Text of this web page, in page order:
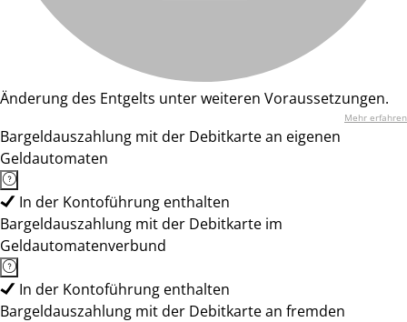
Änderung des Entgelts unter weiteren Voraussetzungen.
Mehr erfahren
Bargeldauszahlung mit der Debitkarte an eigenen
Geldautomaten
In der Kontoführung enthalten
Bargeldauszahlung mit der Debitkarte im
Geldautomatenverbund
In der Kontoführung enthalten
Bargeldauszahlung mit der Debitkarte an fremden